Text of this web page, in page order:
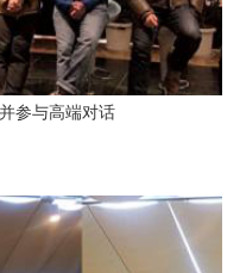
参与高端对话